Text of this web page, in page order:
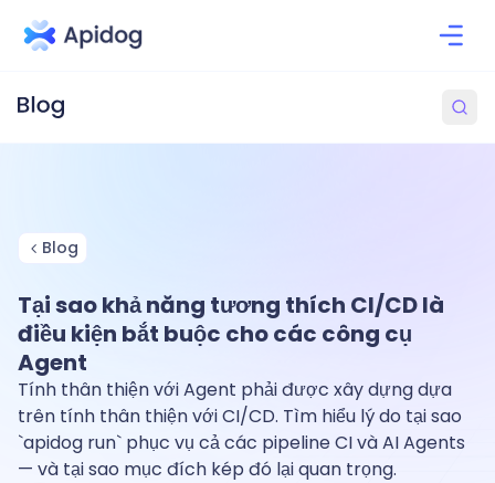
Blog
Tại sao khả năng tương thích CI/CD là
điều kiện bắt buộc cho các công cụ
Agent
Tính thân thiện với Agent phải được xây dựng dựa
trên tính thân thiện với CI/CD. Tìm hiểu lý do tại sao
`apidog run` phục vụ cả các pipeline CI và AI Agents
— và tại sao mục đích kép đó lại quan trọng.